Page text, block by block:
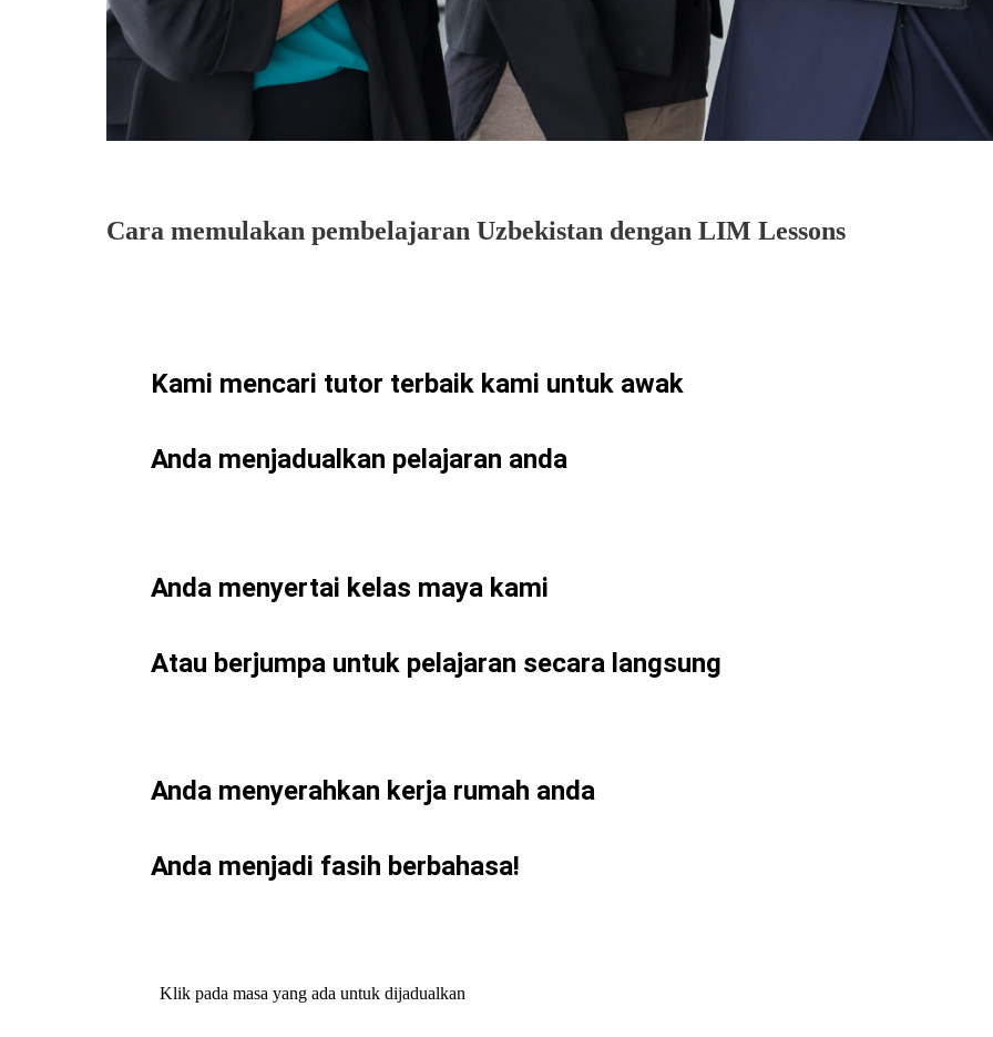
Cara memulakan pembelajaran Uzbekistan dengan LIM Lessons
Kami mencari tutor terbaik kami untuk awak
Anda menjadualkan pelajaran anda
Anda menyertai kelas maya kami
Atau berjumpa untuk pelajaran secara langsung
Anda menyerahkan kerja rumah anda
Anda menjadi fasih berbahasa!
Klik pada masa yang ada untuk dijadualkan